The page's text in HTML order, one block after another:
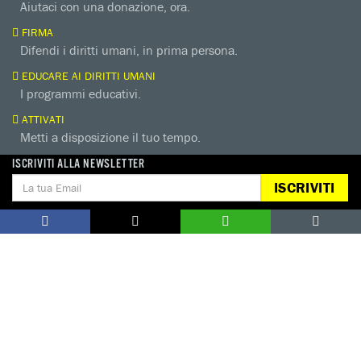
ISCRIVITI ALLA NEWSLETTER
ISCRIVITI
Aiutaci con una donazione, ora.
FIRMA
Difendi i diritti umani, in prima persona.
EDUCARE AI DIRITTI UMANI
I programmi educativi.
ATTIVATI
Metti a disposizione il tuo tempo.
CONTATTACI
PRIVACY POLICY
COOKIE POLICY
GESTIONE COOKIE
WHISTLEBLOWING
TUTELA DA MOLESTIE O VIOLENZE